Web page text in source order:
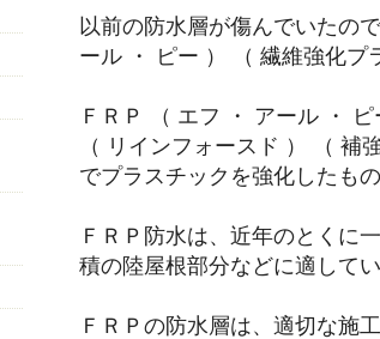
以前の防水層が傷んでいたの
ール ・ ピー ） （ 繊維強化プ
ＦＲＰ （ エフ ・ アール ・
（ リインフォースド ） （
でプラスチックを強化したもの
ＦＲＰ防水は、近年のとくに
積の陸屋根部分などに適してい
ＦＲＰの防水層は、適切な施